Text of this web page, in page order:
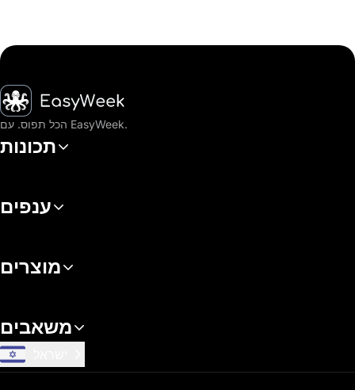
דף הבית
הכל תפוס. עם EasyWeek.
תכונות
ענפים
מוצרים
משאבים